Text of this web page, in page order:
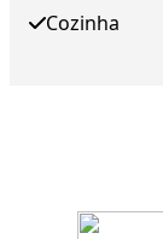
Cozinha